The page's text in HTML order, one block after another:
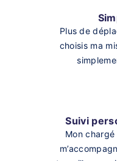
Plus de
choisis ma
Suivi
Mon